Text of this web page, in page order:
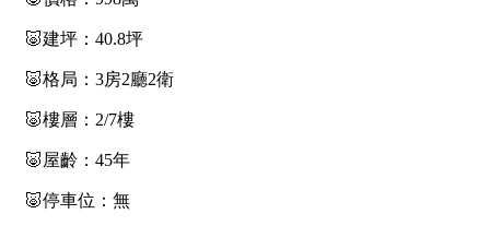
格局
不拘
2房
4房